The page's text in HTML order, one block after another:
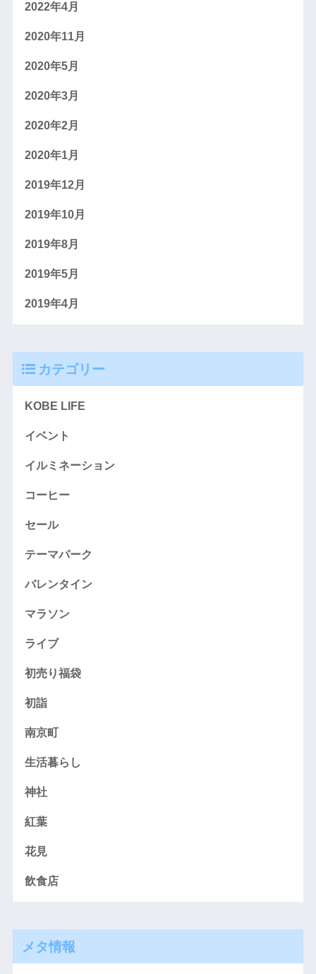
2022年4月
2020年11月
2020年5月
2020年3月
2020年2月
2020年1月
2019年12月
2019年10月
2019年8月
2019年5月
2019年4月
カテゴリー
KOBE LIFE
イベント
イルミネーション
コーヒー
セール
テーマパーク
バレンタイン
マラソン
ライブ
初売り福袋
初詣
南京町
生活暮らし
神社
紅葉
花見
飲食店
メタ情報